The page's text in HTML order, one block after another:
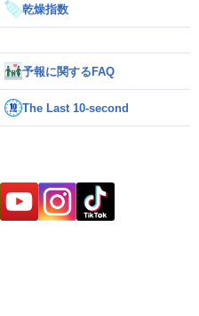
乾燥指数
予報に関するFAQ
The Last 10-second